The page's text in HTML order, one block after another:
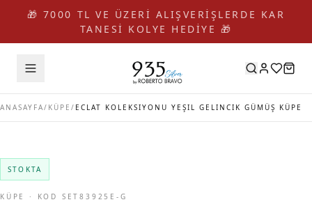
🎁 7000 TL VE ÜZERİ ALIŞVERİŞLERDE KAR
TANESİ KOLYE HEDİYE 🎁
ANASAYFA/ KÜPE / ECLAT KOLEKSIYONU YEŞIL GELINCIK GÜMÜŞ KÜPE
STOKTA
KÜPE · KOD SET83925E-G